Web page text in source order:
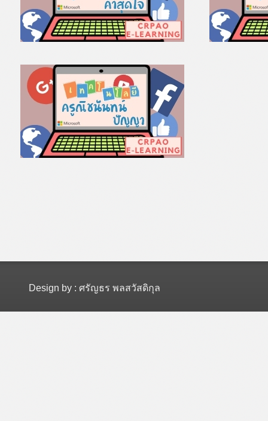
Design by : ศรัญธร พลสวัสดิกุล